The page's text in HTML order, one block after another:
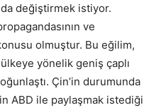
değiştirmek istiyor.
ve
olmuştur. Bu eğilim,
yönelik geniş çaplı
Çin’in durumunda
ABD ile paylaşmak istediği